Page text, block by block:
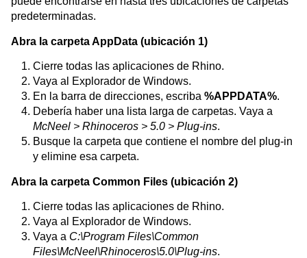
predeterminadas.
Abra la carpeta AppData (ubicación 1)
Cierre todas las aplicaciones de Rhino.
Vaya al Explorador de Windows.
En la barra de direcciones, escriba %APPDATA%.
Debería haber una lista larga de carpetas. Vaya a
McNeel > Rhinoceros > 5.0 > Plug-ins.
Busque la carpeta que contiene el nombre del plug-in
y elimine esa carpeta.
Abra la carpeta Common Files (ubicación 2)
Cierre todas las aplicaciones de Rhino.
Vaya al Explorador de Windows.
Vaya a C:\Program Files\Common
Files\McNeel\Rhinoceros\5.0\Plug-ins.